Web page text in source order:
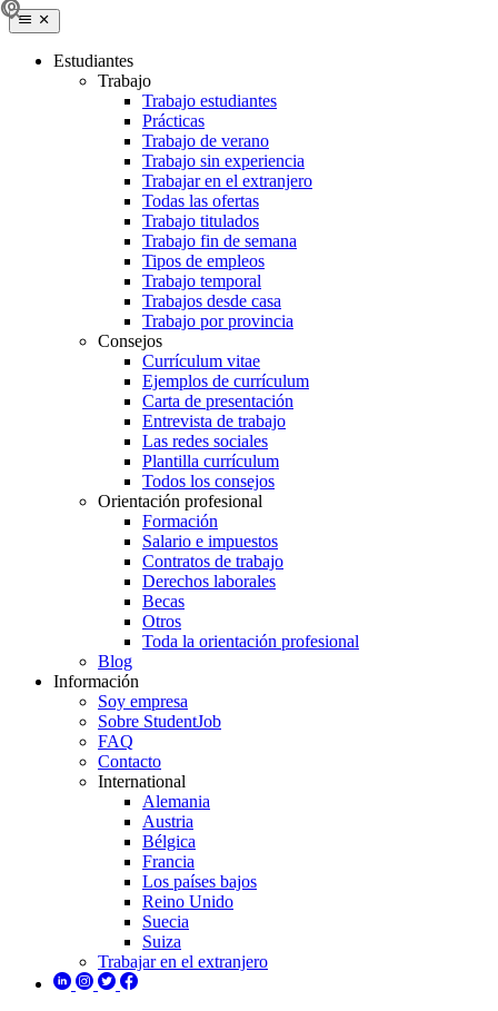
Estudiantes
Trabajo
Trabajo estudiantes
Prácticas
Trabajo de verano
Trabajo sin experiencia
Trabajar en el extranjero
Todas las ofertas
Trabajo titulados
Trabajo fin de semana
Tipos de empleos
Trabajo temporal
Trabajos desde casa
Trabajo por provincia
Consejos
Currículum vitae
Ejemplos de currículum
Carta de presentación
Entrevista de trabajo
Las redes sociales
Plantilla currículum
Todos los consejos
Orientación profesional
Formación
Salario e impuestos
Contratos de trabajo
Derechos laborales
Becas
Otros
Toda la orientación profesional
Blog
Información
Soy empresa
Sobre StudentJob
FAQ
Contacto
International
Alemania
Austria
Bélgica
Francia
Los países bajos
Reino Unido
Suecia
Suiza
Trabajar en el extranjero